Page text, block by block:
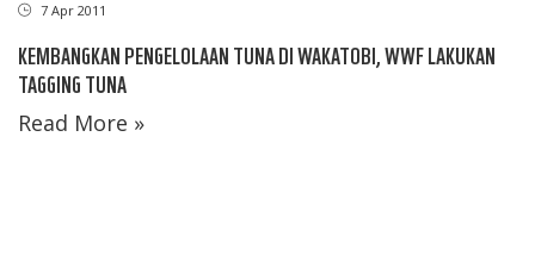
7 Apr 2011
KEMBANGKAN PENGELOLAAN TUNA DI WAKATOBI, WWF LAKUKAN
TAGGING TUNA
Read More »